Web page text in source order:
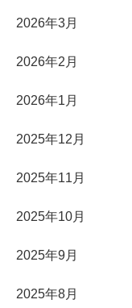
2026年3月
2026年2月
2026年1月
2025年12月
2025年11月
2025年10月
2025年9月
2025年8月